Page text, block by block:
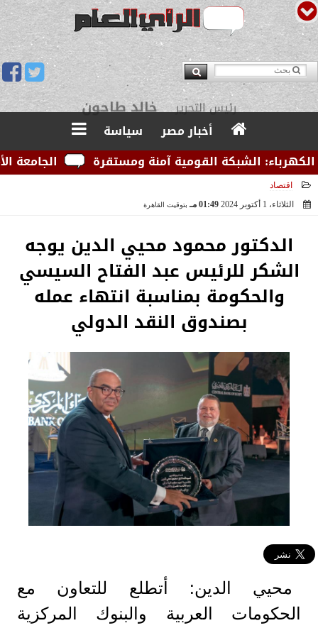
مدير التحرير يوسف قبودان
أخبار مصر
سياسة
الجامعة
الشبكة القومية آمنة ومستقرة
اقتصاد
الثلاثاء، 1 أكتوبر 2024
01:49 مـ بتوقيت القاهرة
الدكتور محمود محيي الدين يوجه
الشكر للرئيس عبد الفتاح السيسي
والحكومة بمناسبة انتهاء عمله
بصندوق النقد الدولي
محيي الدين: أتطلع للتعاون مع
الحكومات العربية والبنوك المركزية